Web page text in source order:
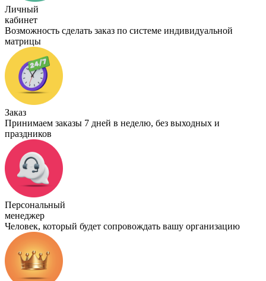
Личный
кабинет
Возможность сделать заказ по системе индивидуальной
матрицы
Заказ
Принимаем заказы 7 дней в неделю, без выходных и
праздников
Персональный
менеджер
Человек, который будет сопровождать вашу организацию